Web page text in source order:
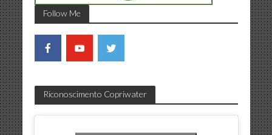
Follow Me
Riconoscimento Copriwater